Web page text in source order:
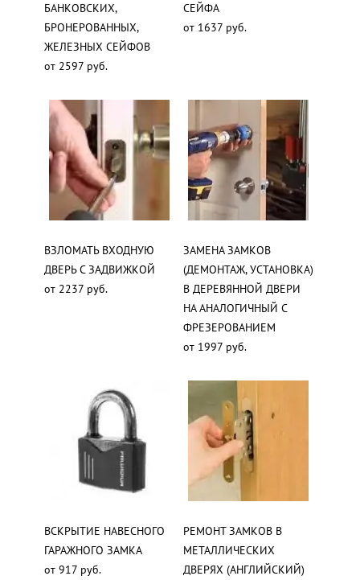
БАНКОВСКИХ,
БРОНЕРОВАННЫХ,
ЖЕЛЕЗНЫХ СЕЙФОВ
от 2597 руб.
СЕЙФА
от 1637 руб.
ВЗЛОМАТЬ ВХОДНУЮ
ДВЕРЬ С ЗАДВИЖКОЙ
от 2237 руб.
ЗАМЕНА ЗАМКОВ
(ДЕМОНТАЖ, УСТАНОВКА)
В ДЕРЕВЯННОЙ ДВЕРИ
НА АНАЛОГИЧНЫЙ С
ФРЕЗЕРОВАНИЕМ
от 1997 руб.
ВСКРЫТИЕ НАВЕСНОГО
ГАРАЖНОГО ЗАМКА
от 917 руб.
РЕМОНТ ЗАМКОВ В
МЕТАЛЛИЧЕСКИХ
ДВЕРЯХ (АНГЛИЙСКИЙ)